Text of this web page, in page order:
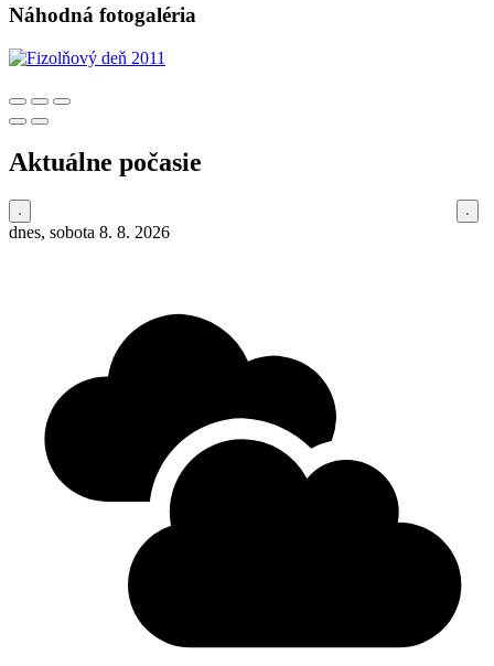
Náhodná fotogaléria
Aktuálne počasie
dnes, sobota 8. 8. 2026